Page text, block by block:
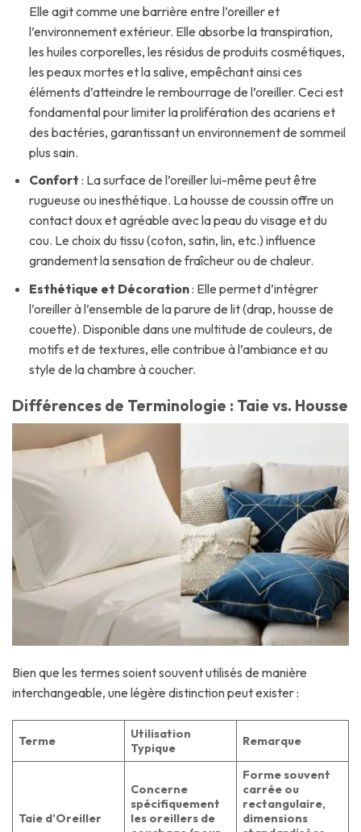
Elle agit comme une barrière entre l’oreiller et
l’environnement extérieur. Elle absorbe la transpiration,
les huiles corporelles, les résidus de produits cosmétiques,
les peaux mortes et la salive, empêchant ainsi ces
éléments d’atteindre le rembourrage de l’oreiller. Ceci est
fondamental pour limiter la prolifération des acariens et
des bactéries, garantissant un environnement de sommeil
plus sain.
Confort : La surface de l’oreiller lui-même peut être
rugueuse ou inesthétique. La housse de coussin offre un
contact doux et agréable avec la peau du visage et du
cou. Le choix du tissu (coton, satin, lin, etc.) influence
grandement la sensation de fraîcheur ou de chaleur.
Esthétique et Décoration: Elle permet d’intégrer
l’oreiller à l’ensemble de la parure de lit (drap, housse de
couette). Disponible dans une multitude de couleurs, de
motifs et de textures, elle contribue à l’ambiance et au
style de la chambre à coucher.
Différences de Terminologie : Taie vs. Housse
Bien que les termes soient souvent utilisés de manière
interchangeable, une légère distinction peut exister :
Terme
Utilisation
Typique
Remarque
Taie d’Oreiller
Concerne
spécifiquement
les oreillers de
Forme souvent
carrée ou
rectangulaire,
dimensions